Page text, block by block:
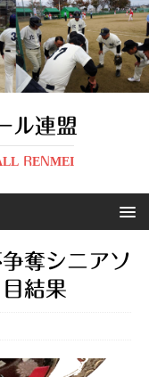
ル連盟
RENMEI
奪シニアソ
結果